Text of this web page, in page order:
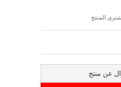
المنتج
عن منتج